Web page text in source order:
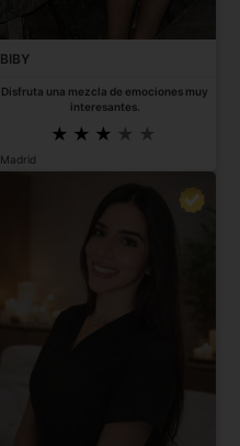
BIBY
Disfruta una mezcla de emociones muy
interesantes.
Madrid